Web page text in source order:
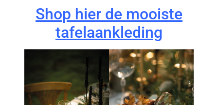
Shop hier de mooiste
tafelaankleding